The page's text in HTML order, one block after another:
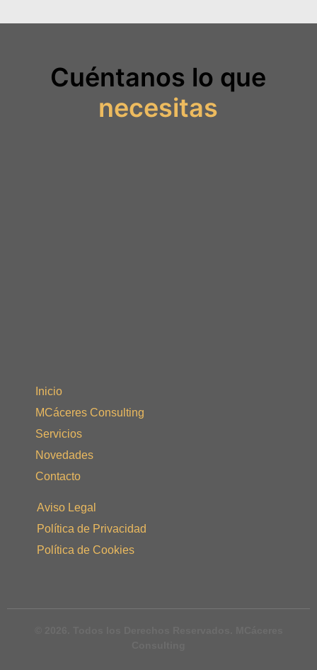
Cuéntanos lo que
necesitas
Inicio
MCáceres Consulting
Servicios
Novedades
Contacto
Aviso Legal
Política de Privacidad
Política de Cookies